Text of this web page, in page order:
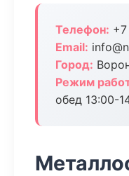
Телефон:
Email:
Город:
Режим
обед 13:00-